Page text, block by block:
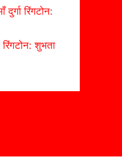
रिंगटोन:
शुभता